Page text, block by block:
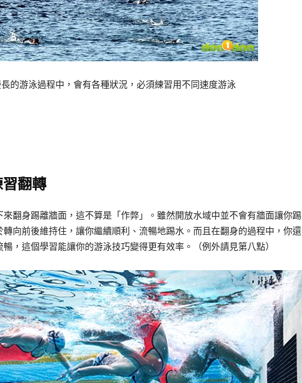
長的游泳過程中，會有各種狀況，必須練習用不同速度游泳
翻轉
翻身踢離牆面，這不算是「作弊」。雖然開放水域中並不會有牆面讓你踢
向前後維持住，讓你繼續順利、流暢地踢水。而且在翻身的過程中，你還
，這個學習能讓你的游泳技巧變得更有效率。（例外請見第八點）